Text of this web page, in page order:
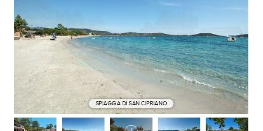
SPIAGGIA DI SAN CIPRIANO